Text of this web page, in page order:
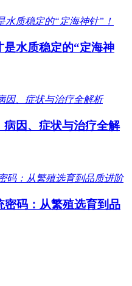
水质稳定的“定海神
因、症状与治疗全解
密码：从繁殖选育到品